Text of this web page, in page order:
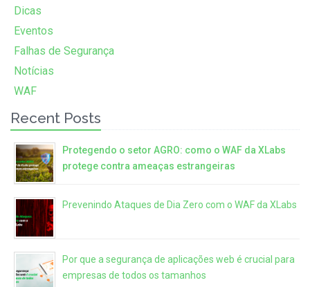
Dicas
Eventos
Falhas de Segurança
Notícias
WAF
Recent Posts
Protegendo o setor AGRO: como o WAF da XLabs
protege contra ameaças estrangeiras
Prevenindo Ataques de Dia Zero com o WAF da XLabs
Por que a segurança de aplicações web é crucial para
empresas de todos os tamanhos